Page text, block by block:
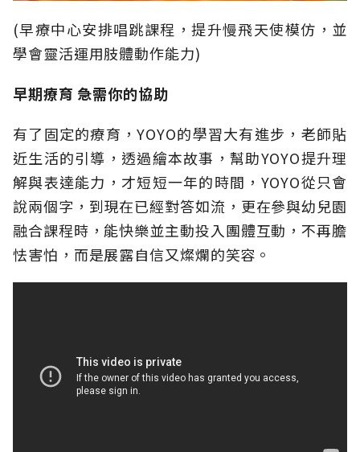
(早療中心安排唱跳課程，提升慢飛天使模仿，並
學會靈活運用肢體動作能力)
早期療育 急需你的協助
有了固定的療育，YOYO的學習大有進步，老師貼
近生活的引導，透過繪本故事，幫助YOYO提升理
解與表達能力，才短短一年的時間，YOYO從只會
說兩個字，到現在已經對答如流，更在參與幼兒園
融合課程時，能快樂並主動投入團體互動，不再膽
怯害怕，而是展露自信又燦爛的笑容。